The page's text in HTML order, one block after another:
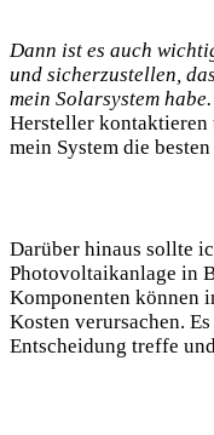
Dann ist es auch
und sicherzustellen,
mein Solarsystem habe.
Hersteller
mein System die
Darüber hinaus sollte
Photovoltaikanlage in
Komponenten können
Kosten verursachen.
Entscheidung treffe